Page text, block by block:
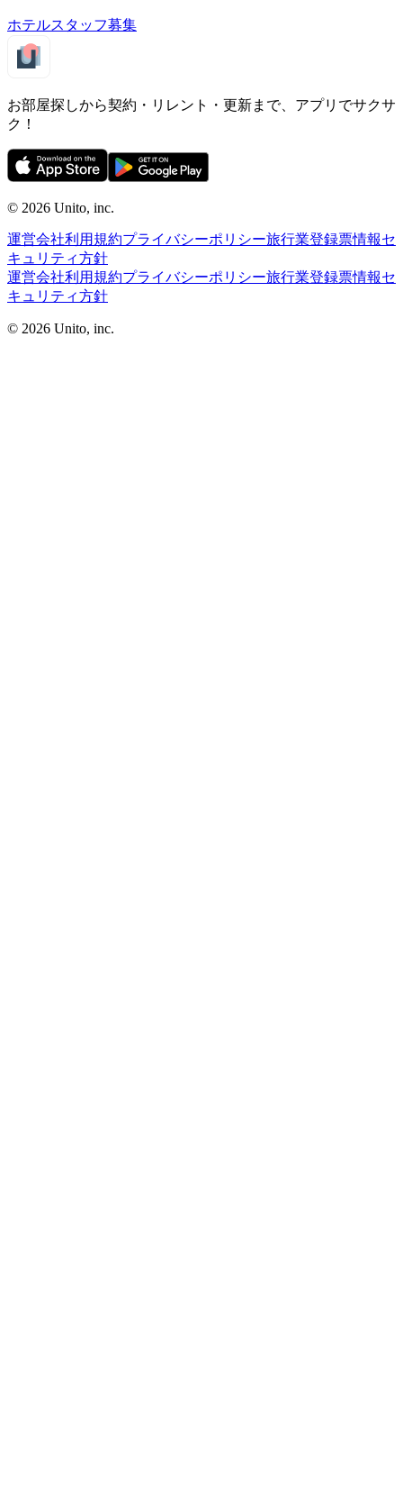
ホテルスタッフ募集
お部屋探しから契約・リレント・更新まで、アプリでサクサ
ク！
©︎ 2026 Unito, inc.
運営会社利用規約プライバシーポリシー旅行業登録票情報セ
キュリティ方針
運営会社利用規約プライバシーポリシー旅行業登録票情報セ
キュリティ方針
©︎ 2026 Unito, inc.